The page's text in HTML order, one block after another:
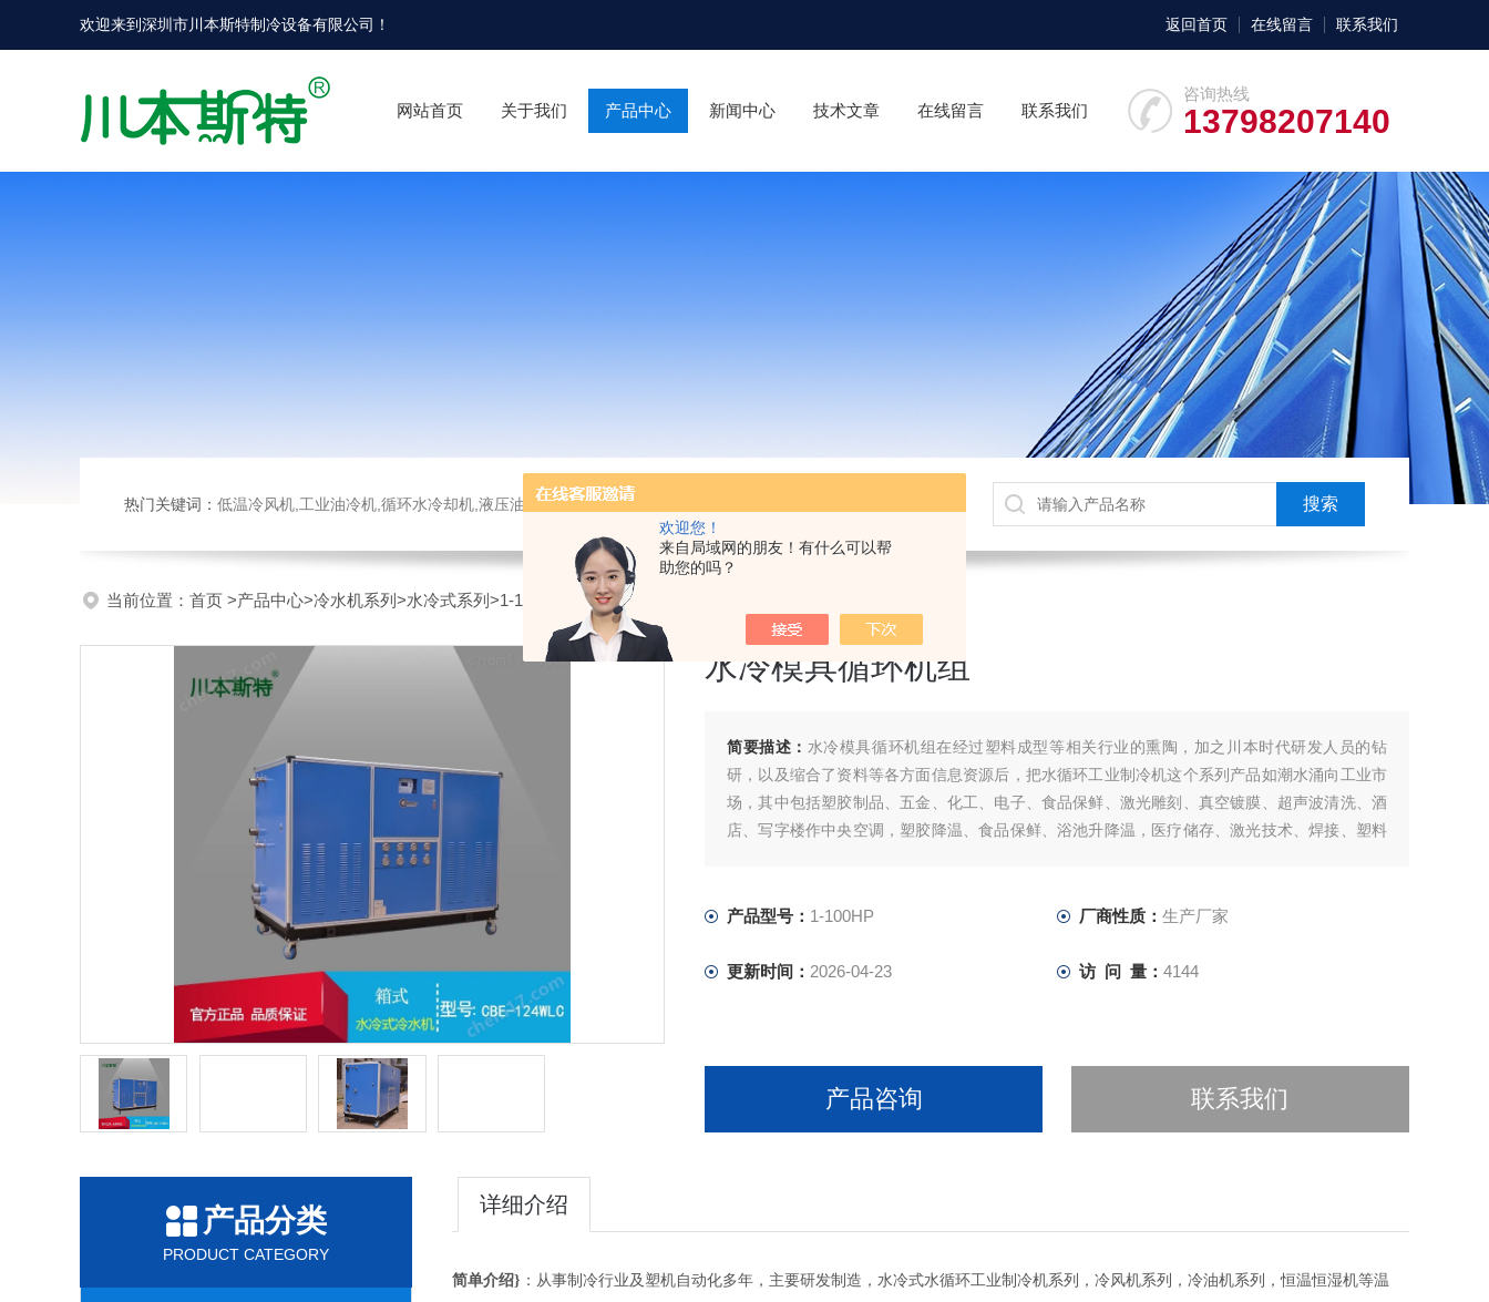
欢迎您！
来自局域网的朋友！有什么可以帮
助您的吗？
欢迎来到深圳市川本斯特制冷设备有限公司 ！ 返回首页 在线留言 联系我们
咨询热线
13798207140
网站首页 关于我们 产品中心 新闻中心 技术文章 在线留言 联系我们
热门关键词： 低温冷风机,工业油冷机,循环水冷却机,液压油冷却机
当前位置： 首页 >产品中心>冷水机系列 >水冷式系列 >1-100HP水冷模具循环机组
水冷模具循环机组
简要描述： 水冷模具循环机组在经过塑料成型等相关行业的熏陶，加之川本时代研发人员的钻
研，以及缩合了资料等各方面信息资源后，把水循环工业制冷机这个系列产品如潮水涌向工业市
场，其中包括塑胶制品、五金、化工、电子、食品保鲜、激光雕刻、真空镀膜、超声波清洗、酒
店、写字楼作中央空调，塑胶降温、食品保鲜、浴池升降温，医疗储存、激光技术、焊接、塑料
产品型号： 1-100HP 厂商性质： 生产厂家
更新时间： 2026-04-23 访 问 量： 4144
产品咨询 联系我们
产品分类
PRODUCT CATEGORY
详细介绍
简单介绍} ：从事制冷行业及塑机自动化多年，主要研发制造，水冷式水循环工业制冷机系列，冷风机系列，冷油机系列，恒温恒湿机等温